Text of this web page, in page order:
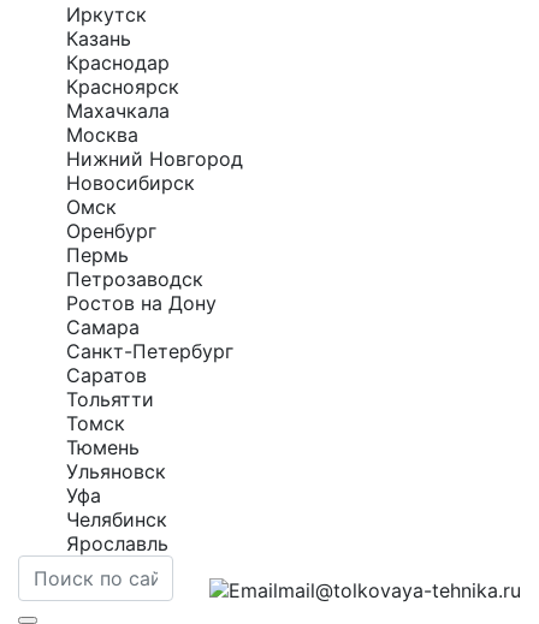
Иркутск
Казань
Краснодар
Красноярск
Махачкала
Москва
Нижний Новгород
Новосибирск
Омск
Оренбург
Пермь
Петрозаводск
Ростов на Дону
Самара
Санкт-Петербург
Саратов
Тольятти
Томск
Тюмень
Ульяновск
Уфа
Челябинск
Ярославль
mail@tolkovaya-tehnika.ru